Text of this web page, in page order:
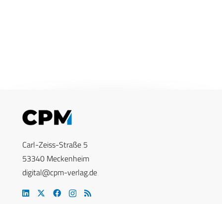
Carl-Zeiss-Straße 5
53340 Meckenheim
digital@cpm-verlag.de